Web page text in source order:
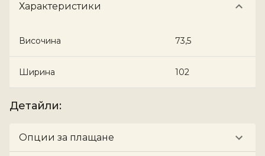
Характеристики
Височина 73,5
Ширина 102
Детайли:
Опции за плащане